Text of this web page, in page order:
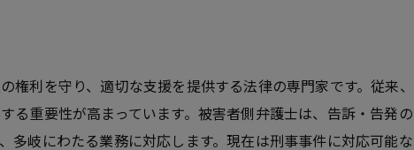
権利を守り、適切な支援を提供する法律の専門家です。従来
重要性が高まっています。被害者側弁護士は、告訴・告発
岐にわたる業務に対応します。現在は刑事事件に対応可能